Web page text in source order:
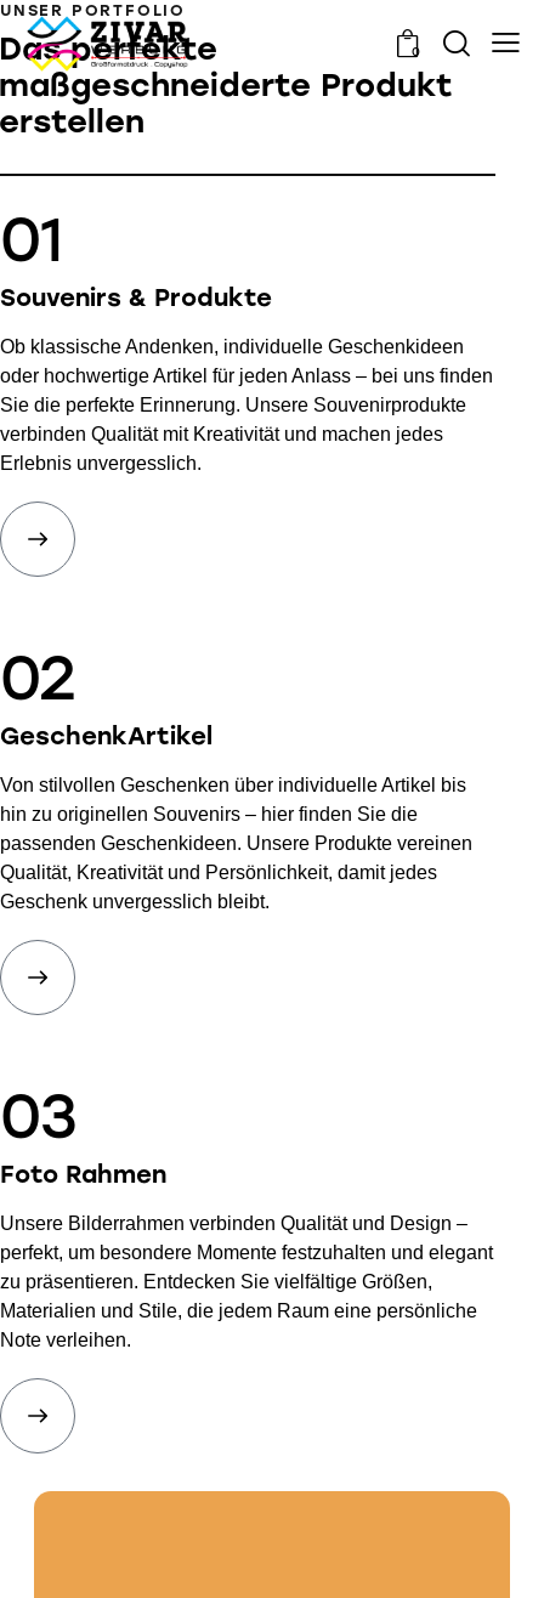
0
UNSER PORTFOLIO
Das perfekte
maßgeschneiderte Produkt
erstellen
01
Souvenirs & Produkte
Ob klassische Andenken, individuelle Geschenkideen
oder hochwertige Artikel für jeden Anlass – bei uns finden
Sie die perfekte Erinnerung. Unsere Souvenirprodukte
verbinden Qualität mit Kreativität und machen jedes
Erlebnis unvergesslich.
02
GeschenkArtikel
Von stilvollen Geschenken über individuelle Artikel bis
hin zu originellen Souvenirs – hier finden Sie die
passenden Geschenkideen. Unsere Produkte vereinen
Qualität, Kreativität und Persönlichkeit, damit jedes
Geschenk unvergesslich bleibt.
03
Foto Rahmen
Unsere Bilderrahmen verbinden Qualität und Design –
perfekt, um besondere Momente festzuhalten und elegant
zu präsentieren. Entdecken Sie vielfältige Größen,
Materialien und Stile, die jedem Raum eine persönliche
Note verleihen.